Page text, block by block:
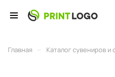
Главная Каталог сувениров